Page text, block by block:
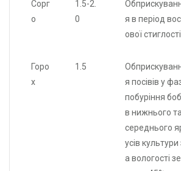
Сорг
о
1.5-2.
0
я в період
ової стиглості
Горо
х
1.5
я посівів у
побуріння
в нижнього
середнього
усів культури
а вологості